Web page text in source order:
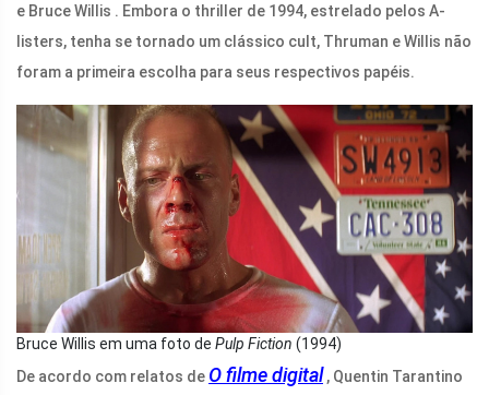
e Bruce Willis . Embora o thriller de 1994, estrelado pelos A-
listers, tenha se tornado um clássico cult, Thruman e Willis não
foram a primeira escolha para seus respectivos papéis.
Bruce Willis em uma foto de Pulp Fiction (1994)
De acordo com relatos de O filme digital, Quentin Tarantino